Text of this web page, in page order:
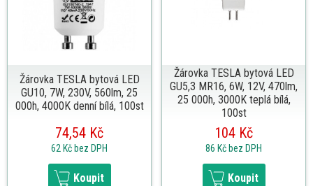
Žárovka TESLA bytová LED
GU10, 7W, 230V, 560lm, 25
000h, 4000K denní bílá, 100st
74,54 Kč
62 Kč bez DPH
Koupit
Žárovka TESLA bytová LED
GU5,3 MR16, 6W, 12V, 470lm,
25 000h, 3000K teplá bílá,
100st
104 Kč
86 Kč bez DPH
Koupit